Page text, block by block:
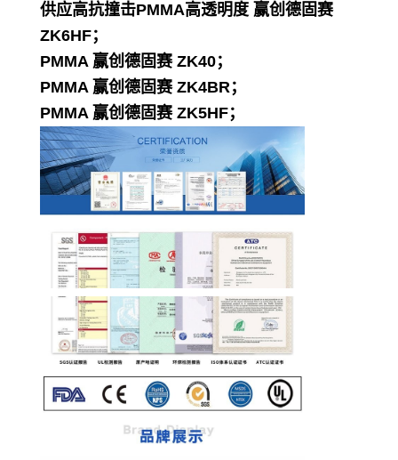
供应高抗撞击PMMA高透明度 赢创德固赛
ZK6HF；
PMMA 赢创德固赛 ZK40；
PMMA 赢创德固赛 ZK4BR；
PMMA 赢创德固赛 ZK5HF；